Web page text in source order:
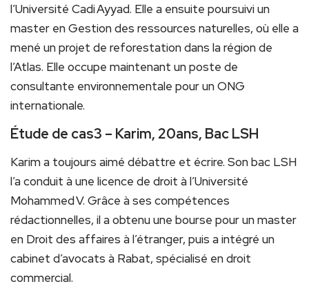
l’Université Cadi Ayyad. Elle a ensuite poursuivi un
master en Gestion des ressources naturelles, où elle a
mené un projet de reforestation dans la région de
l’Atlas. Elle occupe maintenant un poste de
consultante environnementale pour un ONG
internationale.
Étude de cas3 – Karim, 20ans, Bac LSH
Karim a toujours aimé débattre et écrire. Son bac LSH
l’a conduit à une licence de droit à l’Université
Mohammed V. Grâce à ses compétences
rédactionnelles, il a obtenu une bourse pour un master
en Droit des affaires à l’étranger, puis a intégré un
cabinet d’avocats à Rabat, spécialisé en droit
commercial.